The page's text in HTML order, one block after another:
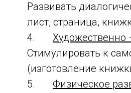
Развивать
лист, страница,
4. Художественно
Стимулировать к
(изготовление
5. Физическое